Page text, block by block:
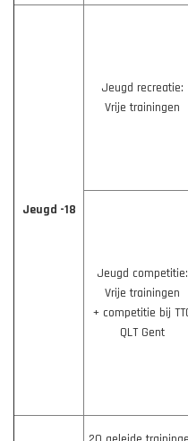
Jeugd -18
Jeugd recreatie:
Vrije trainingen
Jeugd competitie:
Vrije trainingen
+ competitie bij
QLT Gent